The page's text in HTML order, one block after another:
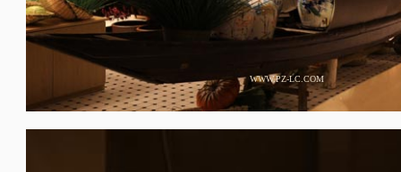
WWW.PZ-LC.COM